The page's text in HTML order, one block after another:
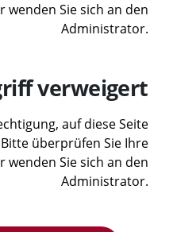
wenden Sie sich an den
Administrator.
verweigert
auf diese Seite
überprüfen Sie Ihre
wenden Sie sich an den
Administrator.